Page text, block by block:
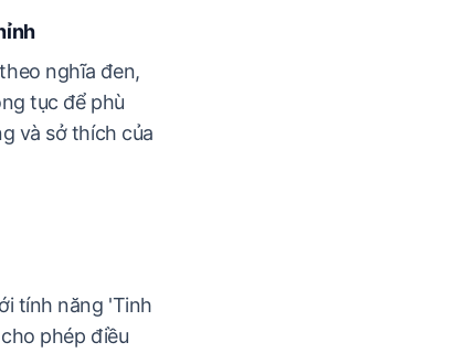
nghĩa đen,
tục để phù
và sở thích của
tính năng 'Tinh
phép điều